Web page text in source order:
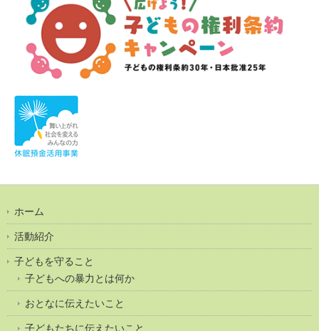
ホーム
活動紹介
子どもを守ること
子どもへの暴力とは何か
おとなに伝えたいこと
子どもたちに伝えたいこと